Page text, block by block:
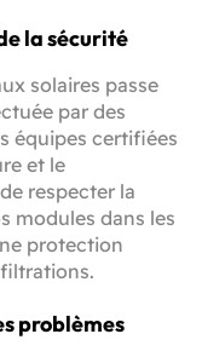
la sécurité
solaires passe
par des
équipes certifiées
et le
respecter la
modules dans les
protection
problèmes